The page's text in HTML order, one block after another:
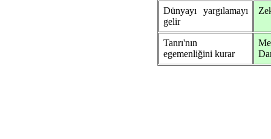
Dünyayı yargılamayı
gelir
Tanrı'nın
egemenliğini kurar